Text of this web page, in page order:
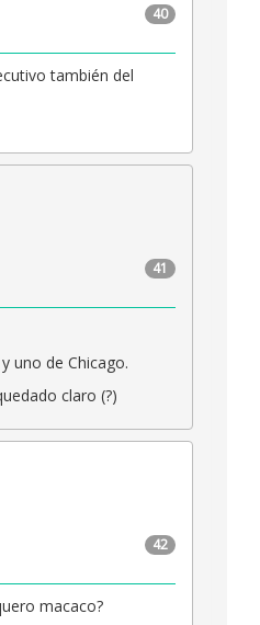
40
también del
41
uno de Chicago.
claro (?)
42
macaco?